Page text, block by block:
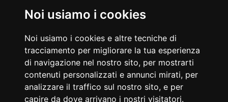
Noi usiamo i cookies
Noi usiamo i cookies e altre tecniche di
tracciamento per migliorare la tua esperienza
di navigazione nel nostro sito, per mostrarti
contenuti personalizzati e annunci mirati, per
analizzare il traffico sul nostro sito, e per
capire da dove arrivano i nostri visitatori.
Nati Oggi
Lorella Cuccarini
Conduttrice televisiva, showgirl, cantante e ballerina
Camillo Benso Conte di Cavour
Politico e statista italiano
Accadde Oggi
10/08/1983
Lucio Gelli evade dal carcere di Ginevra, si costituirà quattro
anni più tardi.
10/08/1984
Debuttano i Red Hot Chili Peppers.
Aforismi